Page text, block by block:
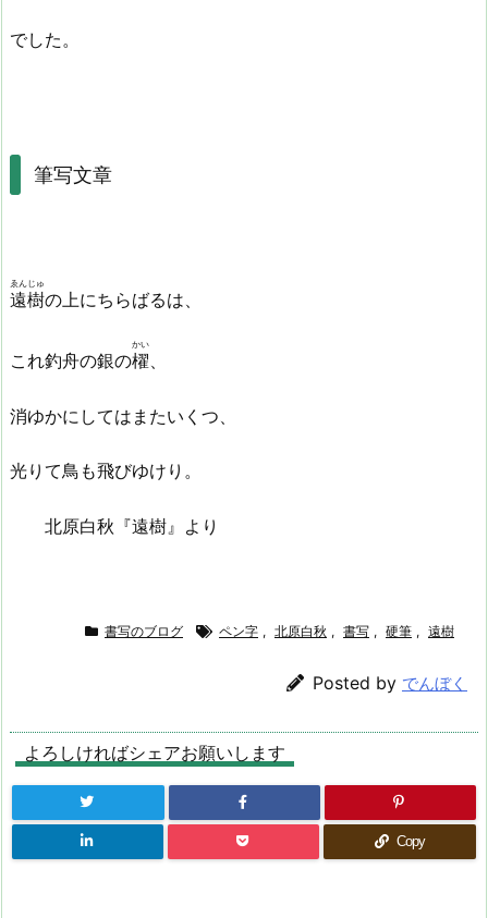
でした。
筆写文章
遠樹
ゑんじゅ
の上にちらばるは、
これ釣舟の銀の櫂
かい
消ゆかにしてはまたいくつ、
光りて鳥も飛びゆけり。
北原白秋『遠樹』より
書写のブログ ペン字 , 北原白秋 , 書写 , 硬筆 , 遠樹
Posted by でんぼく
よろしければシェアお願いします
Copy